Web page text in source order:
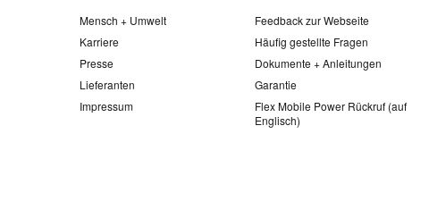
Mensch + Umwelt
Karriere
Presse
Lieferanten
Impressum
Feedback zur Webseite
Häufig gestellte Fragen
Dokumente + Anleitungen
Garantie
Flex Mobile Power Rückruf (auf
Englisch)